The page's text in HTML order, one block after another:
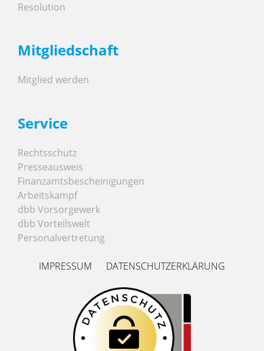
Resolution
Mitgliedschaft
Mitglied werden
Service
Rechtsschutz
Presseausweis
Finanzamtsbescheinigungen
Arbeitskampf
dbb Vorsorgewerk
dbb Vorteilswelt
Personalvertretung
IMPRESSUM DATENSCHUTZERKLÄRUNG